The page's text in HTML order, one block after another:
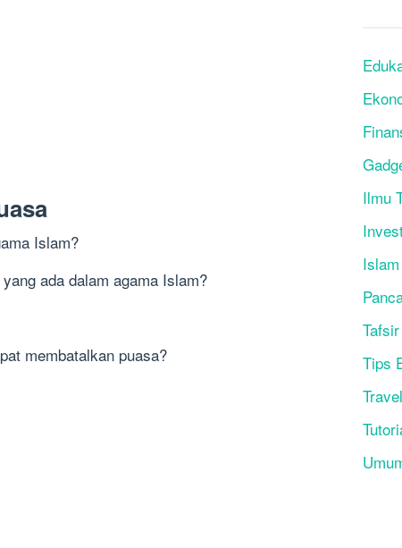
Islam?
ada dalam agama Islam?
membatalkan puasa?
Ilmu
Tafsir
Tips